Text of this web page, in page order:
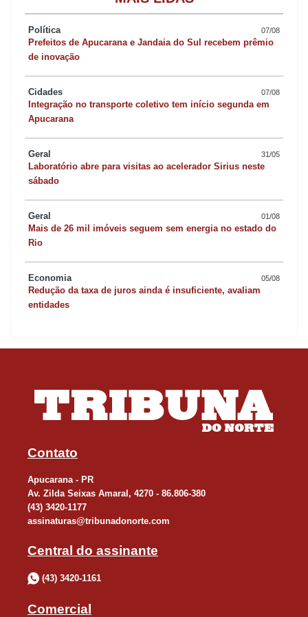
“Estados Unidos grande novamente”. Segundo ele, as tarifas
recíprocas serão de ao menos metade da alíquota cobrada pelos
outros países, com uma taxa mínima de 10%.
Entre os produtos brasileiros que devem sofrem impacto com
fornecedor de café para os Estados Unidos e o país é o maior
cliente externo dos produtores nacionais desse grão. O café
atrás apenas de produtos florestais, como as madeiras, segundo
dados do governo brasileiro.
Em resposta ao posicionamento de Trump, a Câmara dos
2.088/2023, que cria a Lei da Reciprocidade Comercial,
Brasil no mercado global. Agora, o texto segue para sanção
presidencial.
O texto do PL já havia sido aprovado nesta terça-feira (1) na
Comissão de Assuntos Econômicos (CAE) e no plenário do
Senado, por unanimidade. (DAS AGÊNCIAS)
Política 07/08
Prefeitos de Apucarana e Jandaia do Sul recebem prêmio
de inovação
Cidades 07/08
Integração no transporte coletivo tem início segunda em
Apucarana
Geral 31/05
Laboratório abre para visitas ao acelerador Sirius neste
sábado
Geral 01/08
Mais de 26 mil imóveis seguem sem energia no estado do
Rio
Economia 05/08
Redução da taxa de juros ainda é insuficiente, avaliam
entidades
Contato
Apucarana - PR
Av. Zilda Seixas Amaral, 4270 - 86.806-380
(43) 3420-1177
assinaturas@tribunadonorte.com
Central do assinante
(43) 3420-1161
Comercial